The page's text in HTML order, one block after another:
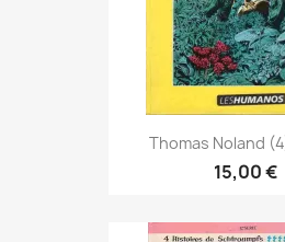
Thomas Noland
15,00 €